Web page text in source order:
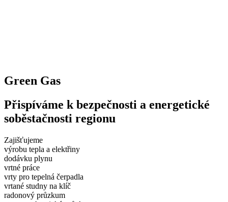
Green Gas
Přispíváme k bezpečnosti a energetické
soběstačnosti regionu
Zajišťujeme
výrobu tepla a elektřiny
dodávku plynu
vrtné práce
vrty pro tepelná čerpadla
vrtané studny na klíč
radonový průzkum